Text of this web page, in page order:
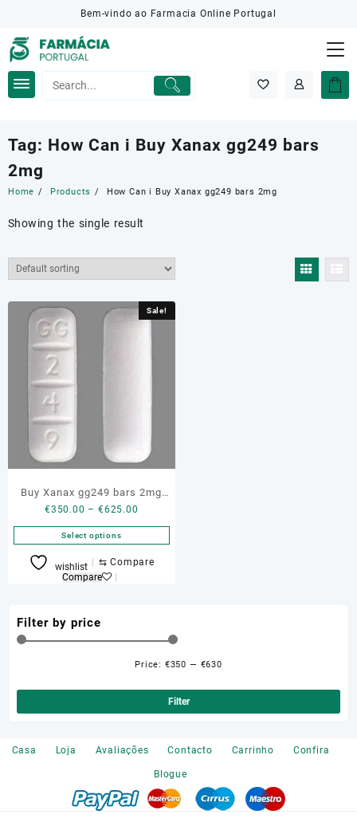
content
Bem-vindo ao Farmacia Online Portugal
Tag: How Can i Buy Xanax gg249 bars
2mg
Home Products How Can i Buy Xanax gg249 bars 2mg
Showing the single result
Sale!
Buy Xanax gg249 bars 2mg
genuine bottle
€350.00 – €625.00
range:
€350.00
through
Select options
This
product
variants.
The
be
wishlist ⇆ Compare
Compare
Filter by price
Filter
Price: €350 — €630
Casa Loja Avaliações Contacto Carrinho Confira
Blogue